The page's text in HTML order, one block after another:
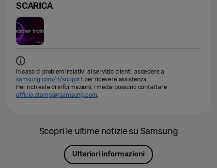
SCARICA
In caso di problemi relativi al servizio clienti, accedere a
samsung.com/it/support per ricevere assistenza.
Per richieste di informazioni, i media possono contattare
ufficio.stampa@samsung.com.
Scopri le ultime notizie su Samsung
Ulteriori informazioni